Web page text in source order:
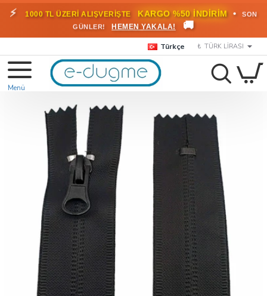
⚡ 1000 TL ÜZERİ ALIŞVERİŞTE KARGO %50 İNDİRİM •
SON
GÜNLER!
HEMEN YAKALA! 🚚
Türkçe ₺ TÜRK LIRASI